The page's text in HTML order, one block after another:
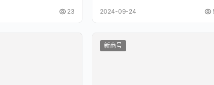
23 2024-09-24
新商号